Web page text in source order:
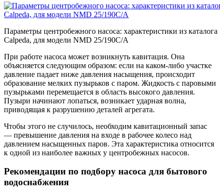
Параметры центробежного насоса: характеристики из каталога
Calpeda, для модели NMD 25/190C/A
При работе насоса может возникнуть кавитация. Она
объясняется следующим образом: если на каком-либо участке
давление падает ниже давления насыщения, происходит
образование мелких пузырьков с паром. Жидкость с паровыми
пузырьками перемещается в область высокого давления.
Пузыри начинают лопаться, возникает ударная волна,
приводящая к разрушению деталей агрегата.
Чтобы этого не случилось, необходим кавитационный запас
— превышение давления на входе в рабочее колесо над
давлением насыщенных паров. Эта характеристика относится
к одной из наиболее важных у центробежных насосов.
Рекомендации по подбору насоса для бытового
водоснабжения